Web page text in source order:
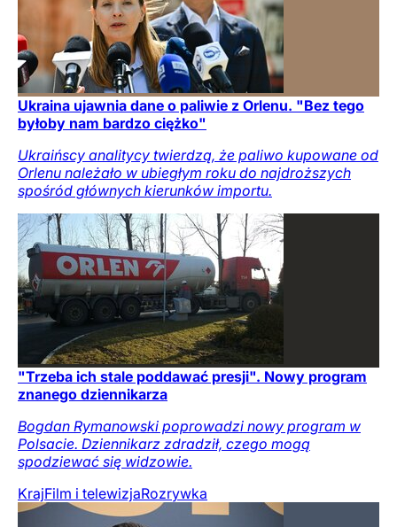
Ukraina ujawnia dane o paliwie z Orlenu. "Bez tego
byłoby nam bardzo ciężko"
Ukraińscy analitycy twierdzą, że paliwo kupowane od
Orlenu należało w ubiegłym roku do najdroższych
spośród głównych kierunków importu.
"Trzeba ich stale poddawać presji". Nowy program
znanego dziennikarza
Bogdan Rymanowski poprowadzi nowy program w
Polsacie. Dziennikarz zdradził, czego mogą
spodziewać się widzowie.
KrajFilm i telewizjaRozrywka